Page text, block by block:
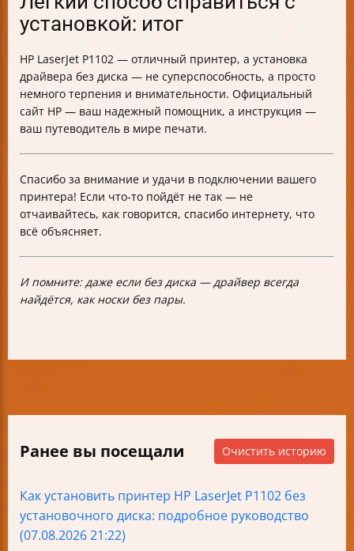
установкой: итог
HP LaserJet P1102 — отличный принтер, а установка
драйвера без диска — не суперспособность, а просто
немного терпения и внимательности. Официальный
сайт HP — ваш надежный помощник, а инструкция —
ваш путеводитель в мире печати.
Спасибо за внимание и удачи в подключении вашего
принтера! Если что-то пойдёт не так — не
отчаивайтесь, как говорится, спасибо интернету, что
всё объясняет.
И помните: даже если без диска — драйвер всегда
найдётся, как носки без пары.
Ранее вы посещали Очистить историю
Как установить принтер HP LaserJet P1102 без
установочного диска: подробное руководство
(07.08.2026 21:22)